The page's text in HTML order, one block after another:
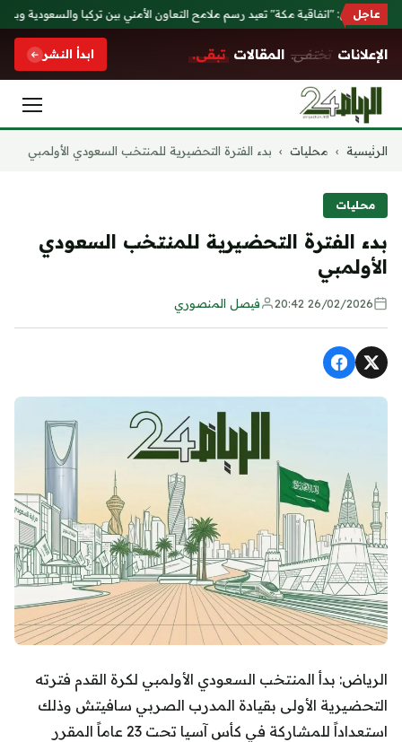
عاجل
مسؤولون: "اتفاقية مكة" تعيد رسم ملامح التعاون الأمني بين تركيا والسعودية
الإعلانات تختفي. المقالات تبقى. ابدأ النشر
التجاوز
الرئيسية › محليات › بدء الفترة التحضيرية للمنتخب السعودي الأولمبي
محليات
بدء الفترة التحضيرية للمنتخب السعودي
الأولمبي
26/02/2026 20:42 فيصل المنصوري
الرياض: بدأ المنتخب السعودي الأولمبي لكرة القدم فترته
التحضيرية الأولى بقيادة المدرب الصربي سافيتش وذلك
استعداداً للمشاركة في كأس آسيا تحت 23 عاماً المقرر